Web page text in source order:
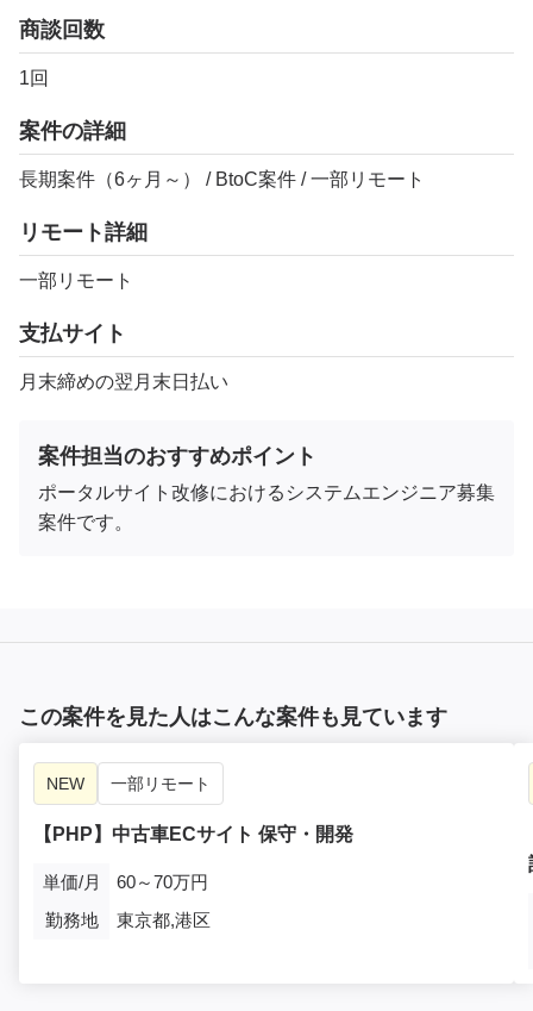
商談回数
1回
案件の詳細
長期案件（6ヶ月～） / BtoC案件 / 一部リモート
リモート詳細
一部リモート
支払サイト
月末締めの翌月末日払い
案件担当のおすすめポイント
ポータルサイト改修におけるシステムエンジニア募集
案件です。
この案件を見た人はこんな案件も見ています
NEW 一部リモート
【PHP】中古車ECサイト 保守・開発
単価/月
60～70万円
勤務地
東京都,港区